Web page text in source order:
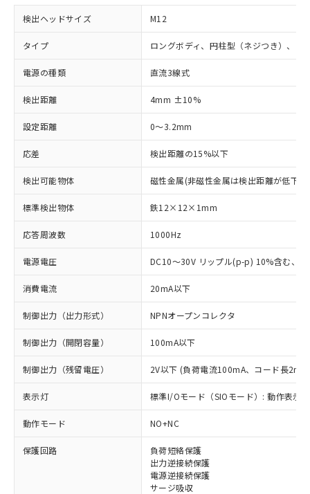
検出ヘッドサイズ M12
タイプ ロングボディ、円柱型（ネジつき）、シ
電源の種類 直流3線式
検出距離 4mm ±10%
設定距離 0～3.2mm
応差 検出距離の15%以下
検出可能物体 磁性金属(非磁性金属は検出距離が低下し
標準検出物体 鉄12×12×1mm
応答周波数 1000Hz
電源電圧 DC10～30V リップル(p-p) 10%含む、
消費電流 20mA以下
制御出力（出力形式） NPNオープンコレクタ
制御出力（開閉容量） 100mA以下
制御出力（残留電圧） 2V以下 (負荷電流100mA、コード長2m
表示灯 標準I/Oモード（SIOモード）: 動作表示
動作モード NO+NC
保護回路
負荷短絡保護
出力逆接続保護
電源逆接続保護
サージ吸収
対応済み：EU RoHS指令（10物質）の
非含有に対応した製品が提供可能な商品で